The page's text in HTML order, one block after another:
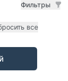
Фильтры
filter все